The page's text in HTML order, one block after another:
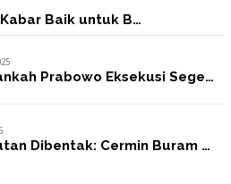
Baik untuk B…
Prabowo Eksekusi Sege…
Dibentak: Cermin Buram …